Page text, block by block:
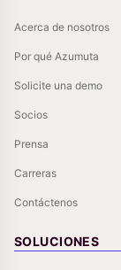
Acerca de nosotros
Por qué Azumuta
Solicite una demo
Socios
Prensa
Carreras
Contáctenos
SOLUCIONES